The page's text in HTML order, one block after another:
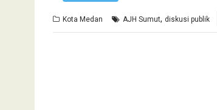
Kota Medan AJH Sumut, diskusi publik